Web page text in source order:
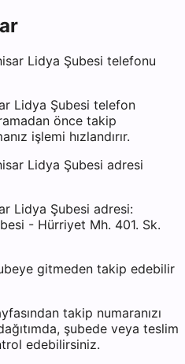
Lidya Şubesi telefonu
Lidya Şubesi telefon
önce takip
işlemi hızlandırır.
Lidya Şubesi adresi
Lidya Şubesi adresi:
- Hürriyet Mh. 401. Sk.
gitmeden takip edebilir
takip numaranızı
şubede veya teslim
edebilirsiniz.